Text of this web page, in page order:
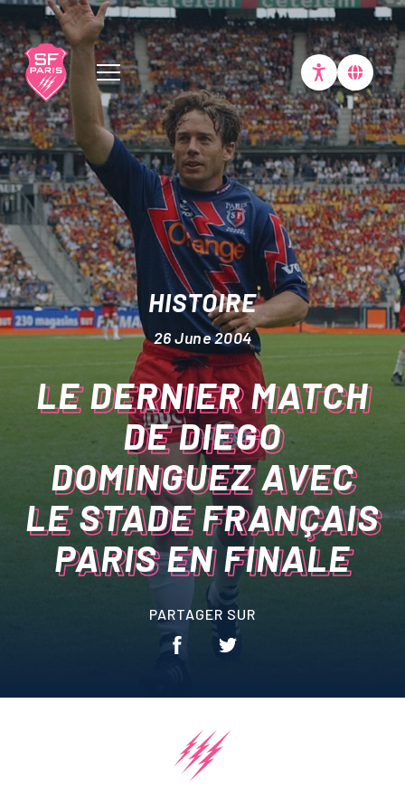
Club
Billetterie
Expérience Stade
Équipe Pro
Stade Académie
Équipes
Business Club
Organisez votre événement
à Jean Bouin
Politique RSE & Fonds de
HISTOIRE
26 June 2004
LE DERNIER MATCH
DE DIEGO
DOMINGUEZ AVEC
LE STADE FRANÇAIS
PARIS EN FINALE
PARTAGER SUR